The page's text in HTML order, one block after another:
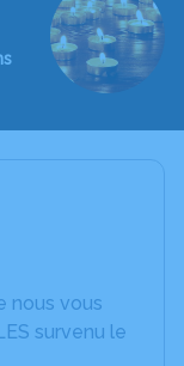
nous vous
survenu le